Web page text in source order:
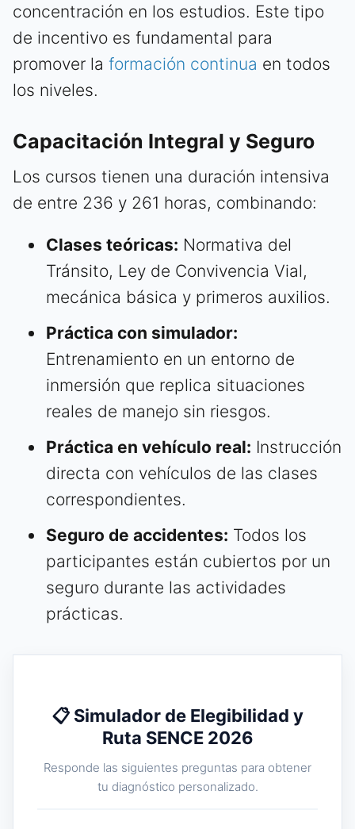
concentración en los estudios. Este tipo
de incentivo es fundamental para
promover la formación continua en todos
los niveles.
Capacitación Integral y Seguro
Los cursos tienen una duración intensiva
de entre 236 y 261 horas, combinando:
Clases teóricas: Normativa del
Tránsito, Ley de Convivencia Vial,
mecánica básica y primeros auxilios.
Práctica con simulador:
Entrenamiento en un entorno de
inmersión que replica situaciones
reales de manejo sin riesgos.
Práctica en vehículo real: Instrucción
directa con vehículos de las clases
correspondientes.
Seguro de accidentes: Todos los
participantes están cubiertos por un
seguro durante las actividades
prácticas.
📋 Simulador de Elegibilidad y
Ruta SENCE 2026
Responde las siguientes preguntas para obtener
tu diagnóstico personalizado.